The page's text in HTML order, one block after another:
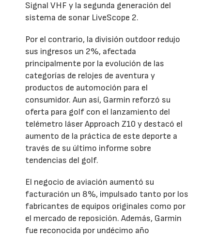
Signal VHF y la segunda generación del
sistema de sonar LiveScope 2.
Por el contrario, la división outdoor redujo
sus ingresos un 2%, afectada
principalmente por la evolución de las
categorías de relojes de aventura y
productos de automoción para el
consumidor. Aun así, Garmin reforzó su
oferta para golf con el lanzamiento del
telémetro láser Approach Z10 y destacó el
aumento de la práctica de este deporte a
través de su último informe sobre
tendencias del golf.
El negocio de aviación aumentó su
facturación un 8%, impulsado tanto por los
fabricantes de equipos originales como por
el mercado de reposición. Además, Garmin
fue reconocida por undécimo año